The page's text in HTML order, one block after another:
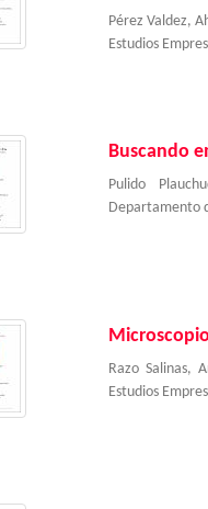
Pérez Valdez,
Estudios
Buscando
Pulido
Departamento
Razo Salinas,
Estudios